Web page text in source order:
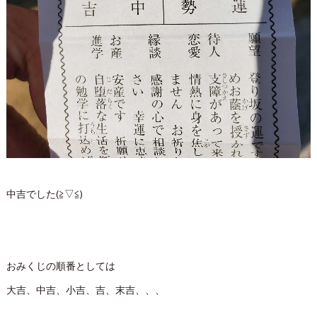
中吉でした(≧▽≦)
おみくじの順番としては
大吉、中吉、小吉、吉、末吉、、、